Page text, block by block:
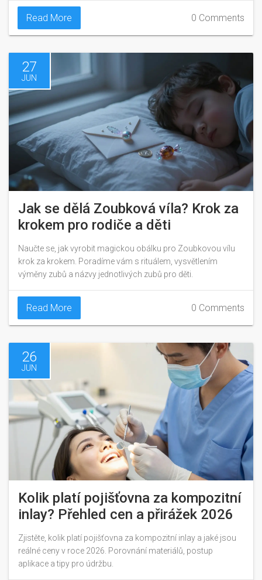
Read More 0 Comments
27
JUN
Jak se dělá Zoubková víla? Krok za
krokem pro rodiče a děti
Naučte se, jak vyrobit magickou obálku pro Zoubkovou vílu
krok za krokem. Poradíme vám s rituálem, vysvětlením
výměny zubů a názvy jednotlivých zubů pro děti.
Read More 0 Comments
26
JUN
Kolik platí pojišťovna za kompozitní
inlay? Přehled cen a přirážek 2026
Zjistěte, kolik platí pojišťovna za kompozitní inlay a jaké jsou
reálné ceny v roce 2026. Porovnání materiálů, postup
aplikace a tipy pro údržbu.